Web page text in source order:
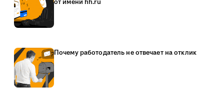
от имени hh.ru
Почему работодатель не отвечает на отклик